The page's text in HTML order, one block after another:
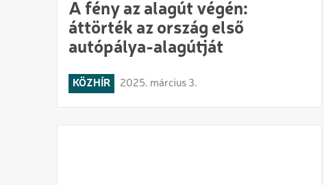
A fény az alagút végén:
áttörték az ország első
autópálya-alagútját
KÖZHÍR 2025. március 3.